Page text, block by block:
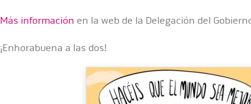
Más información en la web de la Delegación del
¡Enhorabuena a las dos!